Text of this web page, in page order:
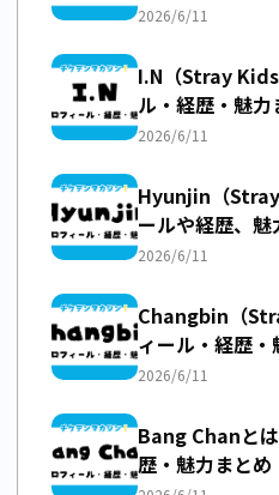
2026/6/11
I.N（Stray
ル・経歴・魅力
2026/6/11
Hyunjin（
ールや経歴、
2026/6/11
Changbin（
ィール・経歴・
2026/6/11
Bang Chanと
歴・魅力まとめ